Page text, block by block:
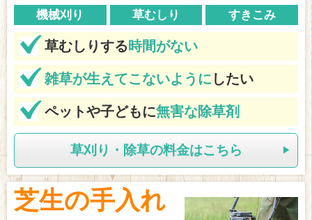
機械刈り 草むしり すきこみ
草むしりする 時間がない
雑草が生えてこないように したい
ペットや子どもに無害な除草剤
草刈り・除草の料金はこちら
芝生の手入れ